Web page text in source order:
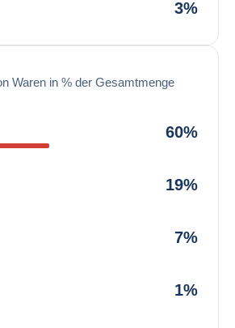
3%
Waren in % der Gesamtmenge
60%
19%
7%
1%